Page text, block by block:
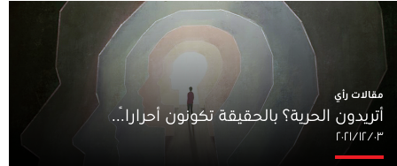
مقالات رأي
أتريدون الحرية؟ بالحقيقة تكونون أحراراً...
٠٣‏/١٢‏/٢٠٢١